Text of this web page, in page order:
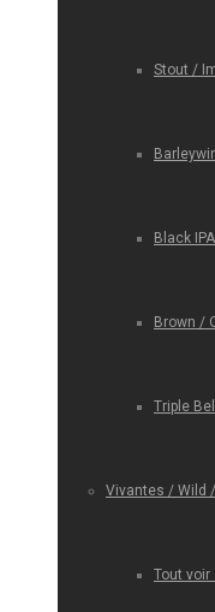
Stout /
Black
Brown /
Triple
Vivantes / Wild
Tout voir